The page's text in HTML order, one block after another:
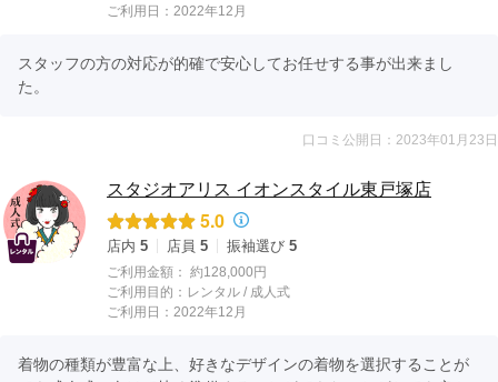
ご利用日：2022年12月
スタッフの方の対応が的確で安心してお任せする事が出来まし
た。
口コミ公開日：2023年01月23日
スタジオアリス イオンスタイル東戸塚店
5.0
店内 5 店員 5 振袖選び 5
ご利用金額： 約128,000円
ご利用目的： レンタル / 成人式
ご利用日：2022年12月
着物の種類が豊富な上、好きなデザインの着物を選択することが